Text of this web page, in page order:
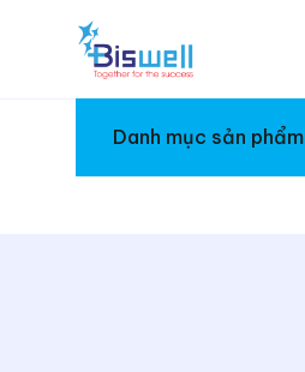
Danh mục sản phẩm